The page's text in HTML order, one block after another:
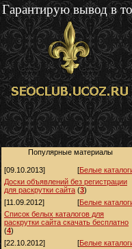
Гарантирую вывод в
Популярные материалы
[09.10.2013] [Белые
Доски объявлений без регистрации
для раскрутки сайта (3)
[11.09.2012]
[Белые
Список белых каталогов для
раскрутки сайта скачать бесплатно
(4)
[22.10.2012]
[Белые